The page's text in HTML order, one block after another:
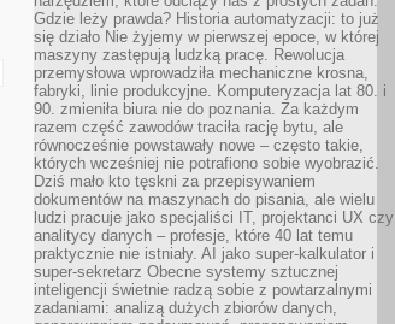
Gdzie leży prawda? Historia automatyzacji: to już
się działo Nie żyjemy w pierwszej epoce, w której
maszyny zastępują ludzką pracę. Rewolucja
przemysłowa wprowadziła mechaniczne krosna,
fabryki, linie produkcyjne. Komputeryzacja lat 80. i
90. zmieniła biura nie do poznania. Za każdym
razem część zawodów traciła rację bytu, ale
równocześnie powstawały nowe – często takie,
których wcześniej nie potrafiono sobie wyobrazić.
Dziś mało kto tęskni za przepisywaniem
dokumentów na maszynach do pisania, ale wielu
ludzi pracuje jako specjaliści IT, projektanci UX czy
analitycy danych – profesje, które 40 lat temu
praktycznie nie istniały. AI jako super-kalkulator i
super-sekretarz Obecne systemy sztucznej
inteligencji świetnie radzą sobie z powtarzalnymi
zadaniami: analizą dużych zbiorów danych,